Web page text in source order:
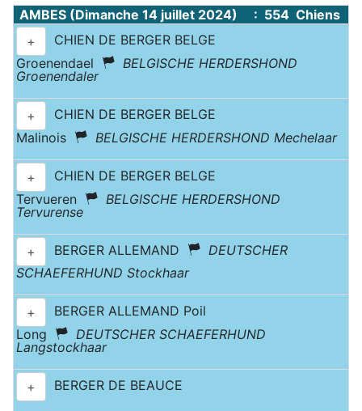
AMBES (Dimanche 14 juillet 2024) : 554 Chiens
+
CHIEN DE BERGER BELGE
Groenendael
BELGISCHE HERDERSHOND
Groenendaler
+
CHIEN DE BERGER BELGE
Malinois
BELGISCHE HERDERSHOND Mechelaar
+
CHIEN DE BERGER BELGE
Tervueren
BELGISCHE HERDERSHOND
Tervurense
+ BERGER ALLEMAND
DEUTSCHER
SCHAEFERHUND Stockhaar
+
BERGER ALLEMAND Poil
Long
DEUTSCHER SCHAEFERHUND
Langstockhaar
+ BERGER DE BEAUCE